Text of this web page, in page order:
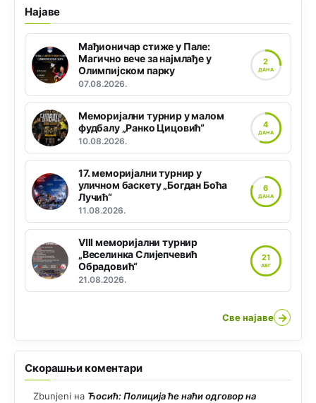
Најаве
Мађионичар стиже у Пале:
Магично вече за најмлађе у
Олимпијском парку
07.08.2026.
2
ДАНА
Меморијални турнир у малом
фудбалу „Ранко Цицовић“
10.08.2026.
4
ДАНА
17. меморијални турнир у
уличном баскету „Богдан Боћа
Лучић“
11.08.2026.
6
ДАНА
VIII меморијални турнир
„Веселинка Слијепчевић
Обрадовић“
21.08.2026.
21
АВГ
Све најаве →
Скорашњи коментари
Zbunjeni на Ћосић: Полиција ће наћи одговор на